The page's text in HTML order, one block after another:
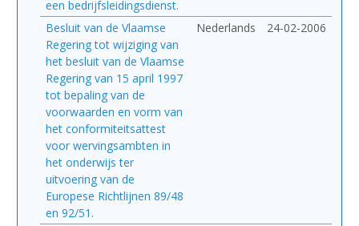
een bedrijfsleidingsdienst.
Besluit van de Vlaamse
Regering tot wijziging van
het besluit van de Vlaamse
Regering van 15 april 1997
tot bepaling van de
voorwaarden en vorm van
het conformiteitsattest
voor wervingsambten in
het onderwijs ter
uitvoering van de
Europese Richtlijnen 89/48
en 92/51.
Nederlands 24-02-2006